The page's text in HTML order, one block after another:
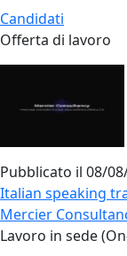
Candidati
Offerta di lavoro
Pubblicato il 08/
Italian speaking
Mercier
Lavoro in sede